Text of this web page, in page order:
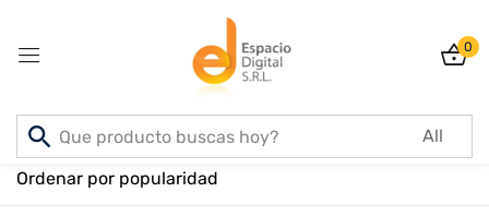
0
Inicio PRODUCTOS
Ordenar por popularidad
Sign in